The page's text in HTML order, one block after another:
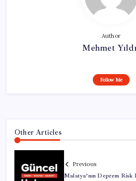
Author
Mehmet
Follow Me
Other Articles
Previous
Malatya’nın Deprem Risk